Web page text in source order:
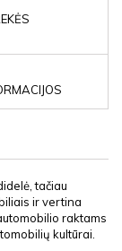
tačiau
ir vertina
raktams
kultūrai.